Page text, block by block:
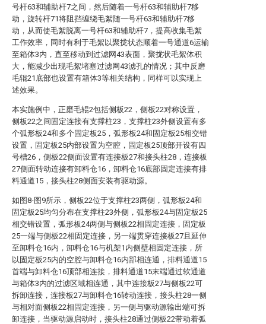
号杆63和辅助杆7之间，然后随着一号杆63和辅助杆7移
动，旋转杆71将阻挡缠绕毛絮随一号杆63和辅助杆7移
动，从而使毛絮脱离一号杆63和辅助杆7，提高收集毛絮
工作效率，同时有利于毛絮以聚拢状态顺着一号通道6运输
至箱体3内，直至移动到过滤网43表面，聚拢状毛絮体积
大，能减少出现毛絮堵塞过滤网43滤孔的情况；其中反磨
毛辊21底部也设置有箱体3等相关结构，同样可以实现上
述效果。
本实施例中，正磨毛辊2包括侧板22，侧板22对称设置，
侧板22之间固定连接有支撑柱23，支撑柱23外侧设置有多
个弧形板24和多个固定板25，弧形板24和固定板25相交错
设置，固定板25内部设置为空腔，固定板25顶部开设有四
号槽26，侧板22侧面设置有连接板27和接头柱28，连接板
27侧面转动连接有卸料仓16，卸料仓16底部固定连接有排
料通道15，接头柱28侧面安装有驱动源。
如图8-图9所示，侧板22位于支撑柱23两侧，弧形板24和
固定板25均匀分布在支撑柱23外侧，弧形板24与固定板25
相交错设置，弧形板24两侧与侧板22相固定连接，固定板
25一端与侧板22相固定连接，另一端贯穿连接板27且延伸
至卸料仓16内，卸料仓16与机架1内侧壁相固定连接，所
以固定板25内的空腔与卸料仓16内部相连通，排料通道15
首端与卸料仓16顶部相连接，排料通道15末端通过软通道
与箱体3内的过滤区域相连通，其中连接板27与侧板22可
拆卸连接，连接板27与卸料仓16转动连接，接头柱28一侧
与相对面侧板22相固定连接，另一侧与驱动源输出端可拆
卸连接，当驱动源启动时，接头柱28通过侧板22带动着弧